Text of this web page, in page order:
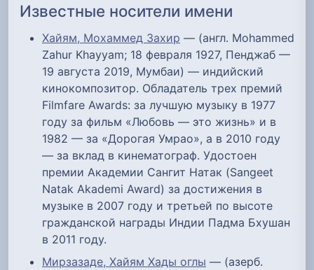
Известные носители имени
Хайям, Мохаммед Захир — (англ. Mohammed
Zahur Khayyam; 18 февраля 1927, Пенджаб —
19 августа 2019, Мумбаи) — индийский
кинокомпозитор. Обладатель трех премий
Filmfare Awards: за лучшую музыку в 1977
году за фильм «Любовь — это жизнь» и в
1982 — за «Дорогая Умрао», а в 2010 году
— за вклад в кинематограф. Удостоен
премии Академии Сангит Натак (Sangeet
Natak Akademi Award) за достижения в
музыке в 2007 году и третьей по высоте
гражданской награды Индии Падма Бхушан
в 2011 году.
Мирзазаде, Хайям Хады оглы — (азерб.